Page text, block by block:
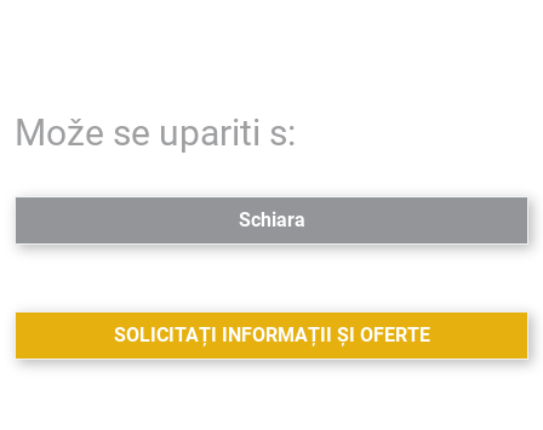
Može se upariti s:
Schiara
SOLICITAȚI INFORMAȚII ȘI OFERTE